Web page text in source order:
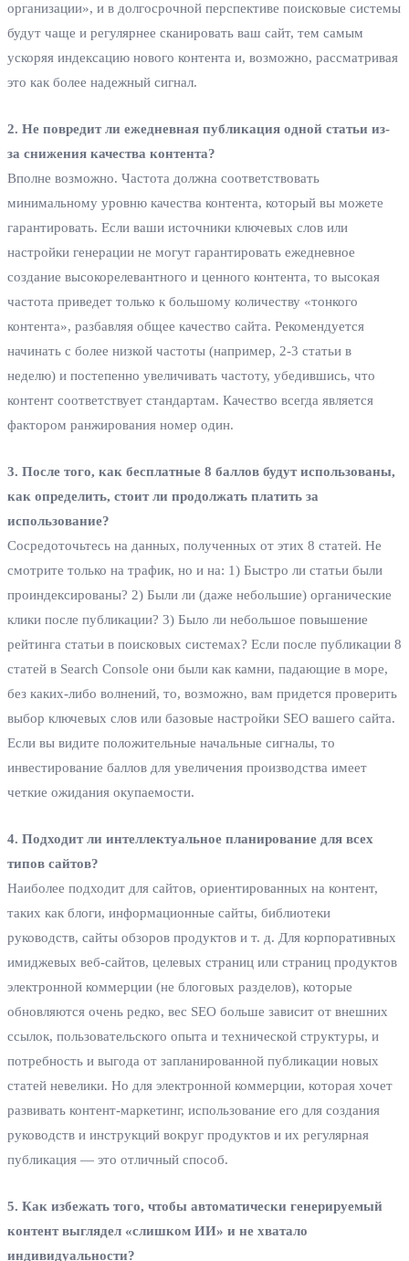
организации», и в долгосрочной перспективе поисковые системы
будут чаще и регулярнее сканировать ваш сайт, тем самым
ускоряя индексацию нового контента и, возможно, рассматривая
это как более надежный сигнал.
2. Не повредит ли ежедневная публикация одной статьи из-
за снижения качества контента?
Вполне возможно. Частота должна соответствовать
минимальному уровню качества контента, который вы можете
гарантировать. Если ваши источники ключевых слов или
настройки генерации не могут гарантировать ежедневное
создание высокорелевантного и ценного контента, то высокая
частота приведет только к большому количеству «тонкого
контента», разбавляя общее качество сайта. Рекомендуется
начинать с более низкой частоты (например, 2-3 статьи в
неделю) и постепенно увеличивать частоту, убедившись, что
контент соответствует стандартам. Качество всегда является
фактором ранжирования номер один.
3. После того, как бесплатные 8 баллов будут использованы,
как определить, стоит ли продолжать платить за
использование?
Сосредоточьтесь на данных, полученных от этих 8 статей. Не
смотрите только на трафик, но и на: 1) Быстро ли статьи были
проиндексированы? 2) Были ли (даже небольшие) органические
клики после публикации? 3) Было ли небольшое повышение
рейтинга статьи в поисковых системах? Если после публикации 8
статей в Search Console они были как камни, падающие в море,
без каких-либо волнений, то, возможно, вам придется проверить
выбор ключевых слов или базовые настройки SEO вашего сайта.
Если вы видите положительные начальные сигналы, то
инвестирование баллов для увеличения производства имеет
четкие ожидания окупаемости.
4. Подходит ли интеллектуальное планирование для всех
типов сайтов?
Наиболее подходит для сайтов, ориентированных на контент,
таких как блоги, информационные сайты, библиотеки
руководств, сайты обзоров продуктов и т. д. Для корпоративных
имиджевых веб-сайтов, целевых страниц или страниц продуктов
электронной коммерции (не блоговых разделов), которые
обновляются очень редко, вес SEO больше зависит от внешних
ссылок, пользовательского опыта и технической структуры, и
потребность и выгода от запланированной публикации новых
статей невелики. Но для электронной коммерции, которая хочет
развивать контент-маркетинг, использование его для создания
руководств и инструкций вокруг продуктов и их регулярная
публикация — это отличный способ.
5. Как избежать того, чтобы автоматически генерируемый
контент выглядел «слишком ИИ» и не хватало
индивидуальности?